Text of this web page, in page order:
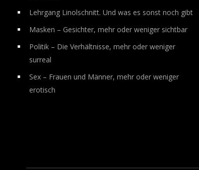
Lehrgang Linolschnitt. Und was es sonst noch gibt
Masken – Gesichter, mehr oder weniger sichtbar
Politik – Die Verhältnisse, mehr oder weniger
surreal
Sex – Frauen und Männer, mehr oder weniger
erotisch